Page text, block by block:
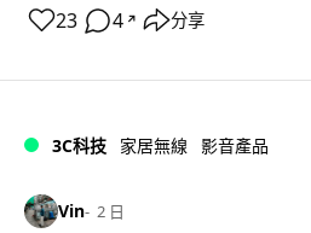
23 4 ↗ 分享
3C科技 家居無線 影音產品
Vin 2 日